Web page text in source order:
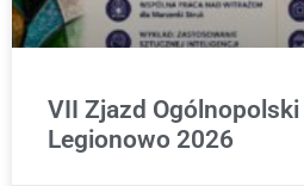
VII Zjazd
Legionowo 2026